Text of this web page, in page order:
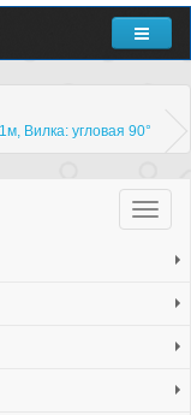
Вилка: угловая 90°